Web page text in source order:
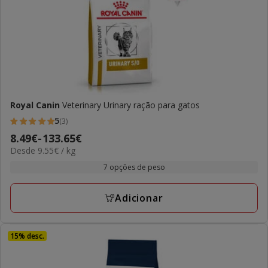
Royal Canin Veterinary Urinary ração para gatos
5
estrelas
com
avaliações
5(3)
Preço
de
a
8.49€-133.65€
9.55€
Desde 9.55€ / kg
7 opções de peso
Adicionar
15% desc.